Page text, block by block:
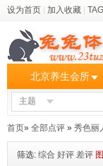
设为首页 加入收藏
北京养生会所
主题
首页» 全部点评 » 秀色丽
筛选: 综合 好评 差评